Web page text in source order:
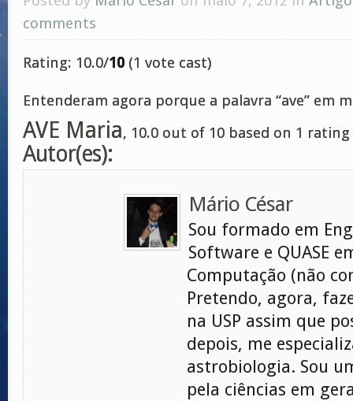
comments
Rating: 10.0/10 (1 vote cast)
Entenderam agora porque a palavra “ave” em
AVE Maria, 10.0 out of 10 based on 1 rating
Autor(es):
Mário César
Sou formado em
Software e QUASE
Computação (não
Pretendo, agora,
na USP assim que
depois, me
astrobiologia. Sou
pela ciências em